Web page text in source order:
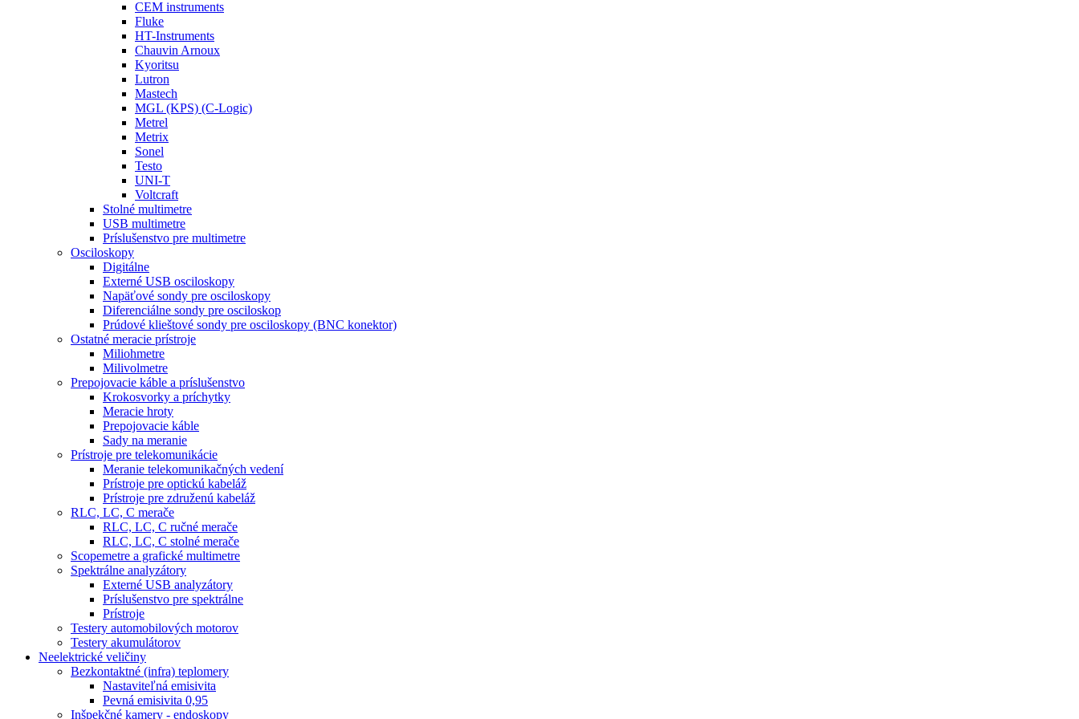
CEM instruments
Fluke
HT-Instruments
Chauvin Arnoux
Kyoritsu
Lutron
Mastech
MGL (KPS) (C-Logic)
Metrel
Metrix
Sonel
Testo
UNI-T
Voltcraft
Stolné multimetre
USB multimetre
Príslušenstvo pre multimetre
Osciloskopy
Digitálne
Externé USB osciloskopy
Napäťové sondy pre osciloskopy
Diferenciálne sondy pre osciloskop
Prúdové klieštové sondy pre osciloskopy (BNC konektor)
Ostatné meracie prístroje
Miliohmetre
Milivolmetre
Prepojovacie káble a príslušenstvo
Krokosvorky a príchytky
Meracie hroty
Prepojovacie káble
Sady na meranie
Prístroje pre telekomunikácie
Meranie telekomunikačných vedení
Prístroje pre optickú kabeláž
Prístroje pre združenú kabeláž
RLC, LC, C merače
RLC, LC, C ručné merače
RLC, LC, C stolné merače
Scopemetre a grafické multimetre
Spektrálne analyzátory
Externé USB analyzátory
Príslušenstvo pre spektrálne
Prístroje
Testery automobilových motorov
Testery akumulátorov
Neelektrické veličiny
Bezkontaktné (infra) teplomery
Nastaviteľná emisivita
Pevná emisivita 0,95
Inšpekčné kamery - endoskopy